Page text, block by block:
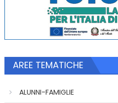
AREE TEMATICHE
ALUNNI-FAMIGLIE